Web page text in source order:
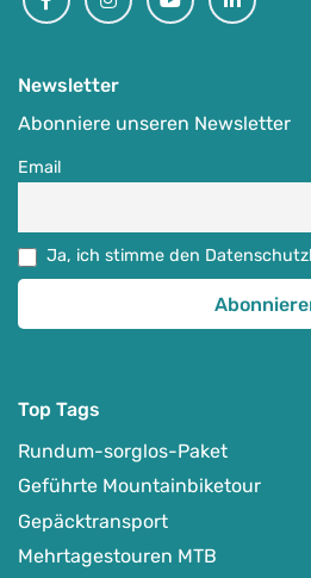
Newsletter
Abonniere unseren Newsletter
Email
Ja, ich stimme den
Top Tags
Rundum-sorglos-Paket
Geführte Mountainbiketour
Gepäcktransport
Mehrtagestouren MTB